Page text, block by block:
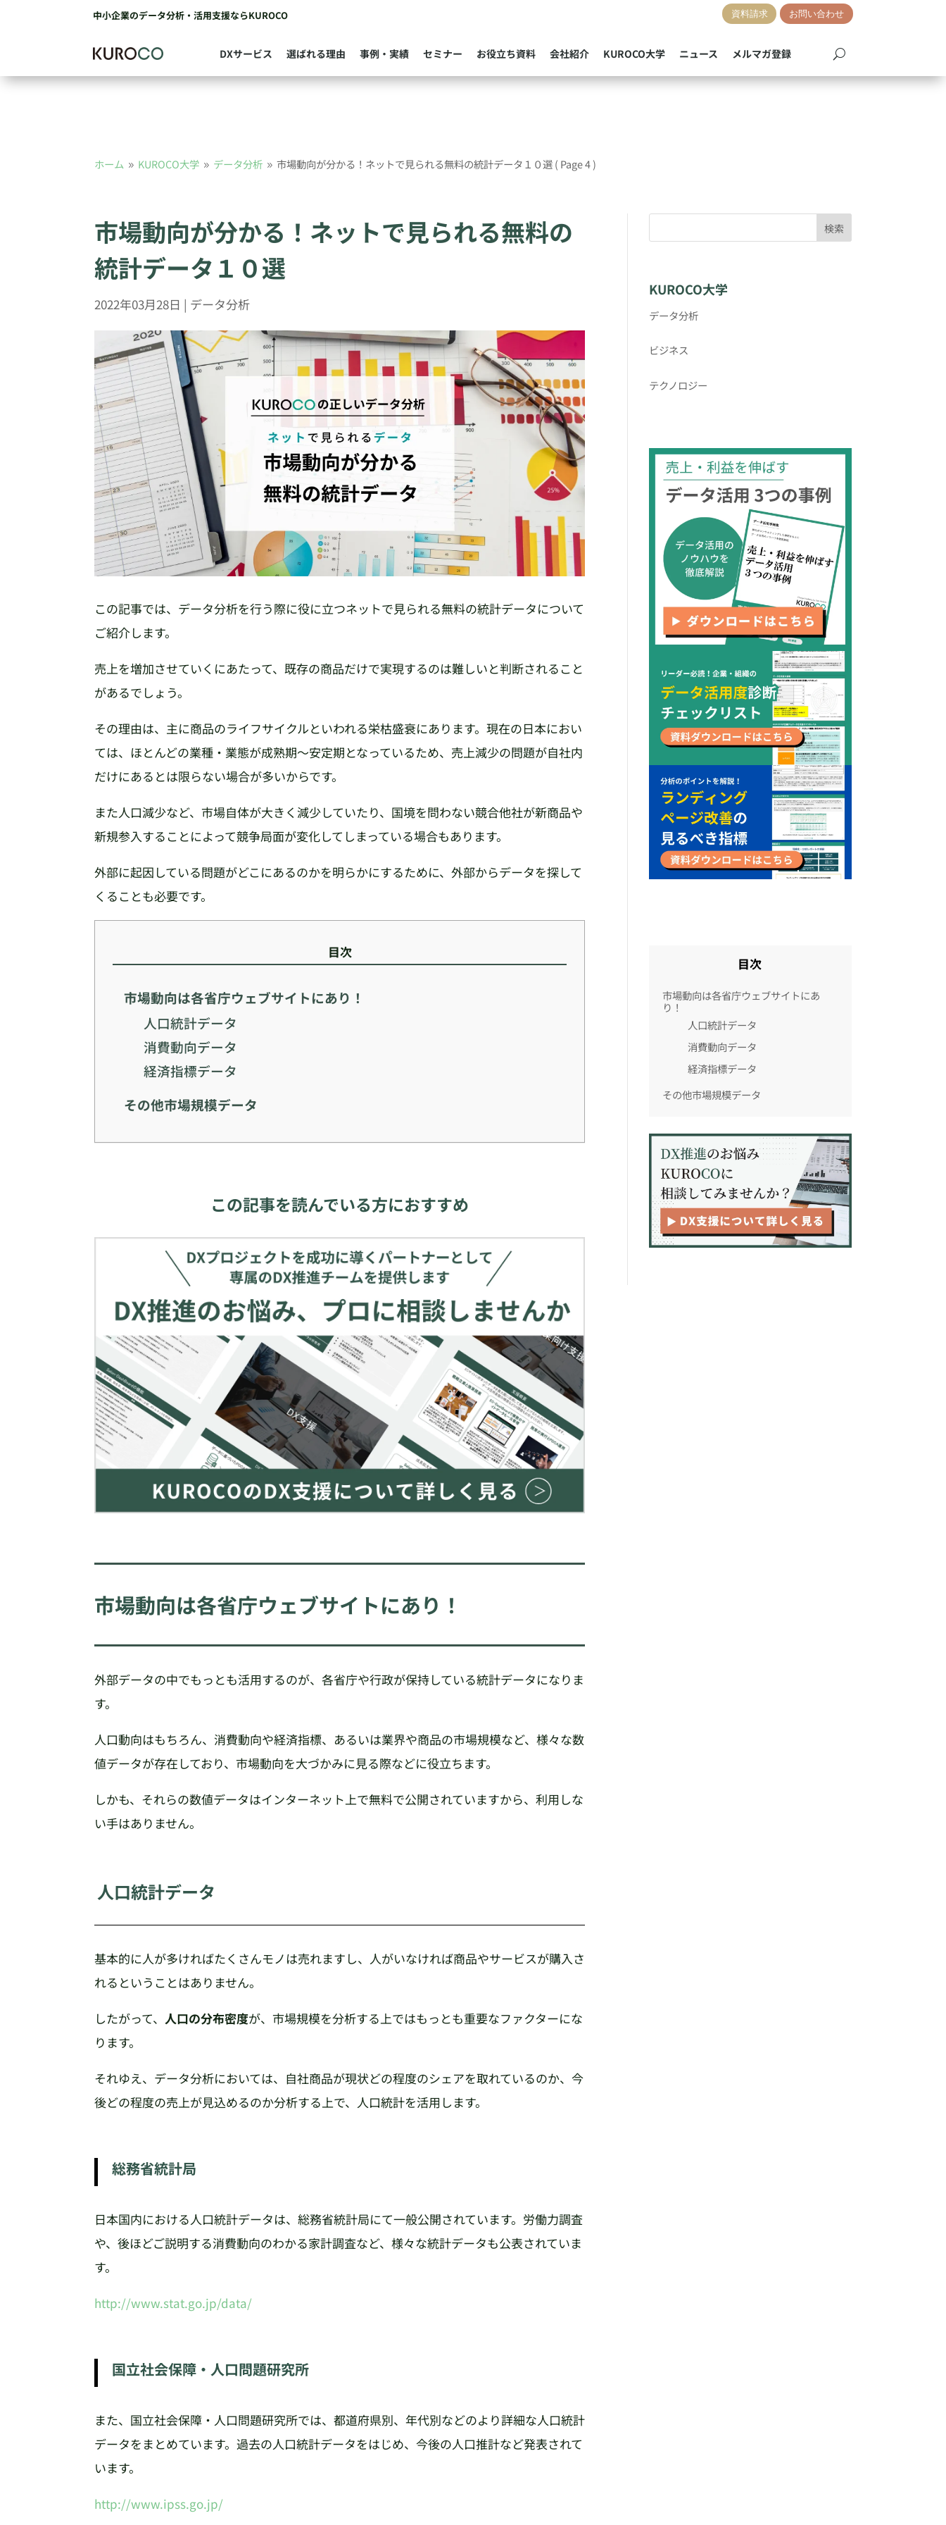
中小企業のデータ分析・活用支援ならKUROCO 資料請求 お問い合わせ
DXサービス 選ばれる理由 事例・実績 セミナー お役立ち資料 会社紹介 KUROCO大学 ニュース メルマガ登録
ホーム 9 KUROCO大学 9 データ分析 9 市場動向が分かる！ネットで見られる無料の統計データ１０選( Page 4 )
市場動向が分かる！ネットで見られる無料の
統計データ１０選
2022年03月28日 | データ分析
この記事では、データ分析を行う際に役に立つネットで見られる無料の統計データについて
ご紹介します。
売上を増加させていくにあたって、既存の商品だけで実現するのは難しいと判断されること
があるでしょう。
その理由は、主に商品のライフサイクルといわれる栄枯盛衰にあります。現在の日本におい
ては、ほとんどの業種・業態が成熟期〜安定期となっているため、売上減少の問題が自社内
だけにあるとは限らない場合が多いからです。
また人口減少など、市場自体が大きく減少していたり、国境を問わない競合他社が新商品や
新規参入することによって競争局面が変化してしまっている場合もあります。
外部に起因している問題がどこにあるのかを明らかにするために、外部からデータを探して
くることも必要です。
目次
市場動向は各省庁ウェブサイトにあり！
人口統計データ
消費動向データ
経済指標データ
その他市場規模データ
この記事を読んでいる方におすすめ
市場動向は各省庁ウェブサイトにあり！
外部データの中でもっとも活用するのが、各省庁や行政が保持している統計データになりま
す。
人口動向はもちろん、消費動向や経済指標、あるいは業界や商品の市場規模など、様々な数
値データが存在しており、市場動向を大づかみに見る際などに役立ちます。
しかも、それらの数値データはインターネット上で無料で公開されていますから、利用しな
い手はありません。
人口統計データ
基本的に人が多ければたくさんモノは売れますし、人がいなければ商品やサービスが購入さ
れるということはありません。
したがって、 人口の分布密度が、市場規模を分析する上ではもっとも重要なファクターにな
ります。
それゆえ、データ分析においては、自社商品が現状どの程度のシェアを取れているのか、今
後どの程度の売上が見込めるのか分析する上で、人口統計を活用します。
総務省統計局
日本国内における人口統計データは、総務省統計局にて一般公開されています。労働力調査
や、後ほどご説明する消費動向のわかる家計調査など、様々な統計データも公表されていま
す。
http://www.stat.go.jp/data/
国立社会保障・人口問題研究所
また、国立社会保障・人口問題研究所では、都道府県別、年代別などのより詳細な人口統計
データをまとめています。過去の人口統計データをはじめ、今後の人口推計など発表されて
います。
http://www.ipss.go.jp/
検索
KUROCO大学
データ分析
ビジネス
テクノロジー
目次
市場動向は各省庁ウェブサイトにあ
り！
人口統計データ
消費動向データ
経済指標データ
その他市場規模データ